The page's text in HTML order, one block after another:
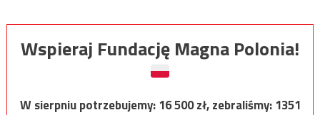
Wspieraj Fundację Magna Polonia!
W sierpniu potrzebujemy:16 500zł, zebraliśmy:1351